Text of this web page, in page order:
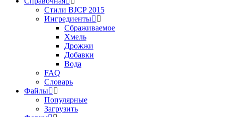
Стили BJCP 2015
Ингредиенты
Сбраживаемое
Хмель
Дрожжи
Добавки
Вода
FAQ
Словарь
Файлы
Популярные
Загрузить